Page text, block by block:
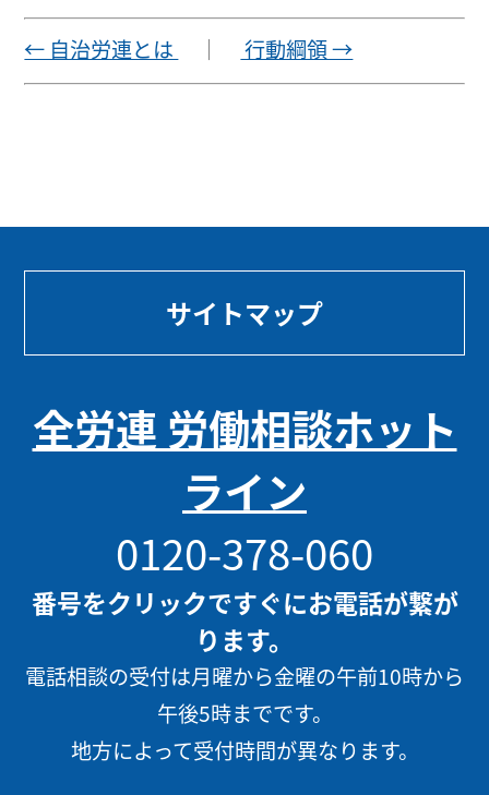
← 自治労連とは ｜ 行動綱領 →
サイトマップ
全労連 労働相談ホット
ライン
0120-378-060
番号をクリックですぐにお電話が繋が
ります。
電話相談の受付は月曜から金曜の午前10時から
午後5時までです。
地方によって受付時間が異なります。